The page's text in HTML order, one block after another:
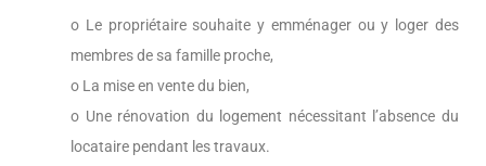
o Le propriétaire souhaite y emménager ou y loger des
membres de sa famille proche,
o La mise en vente du bien,
o Une rénovation du logement nécessitant l’absence du
locataire pendant les travaux.